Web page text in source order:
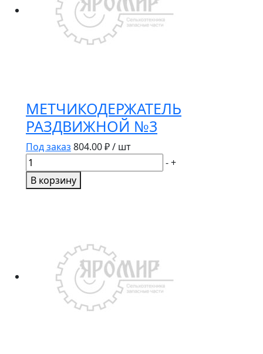
МЕТЧИКОДЕРЖАТЕЛЬ
РАЗДВИЖНОЙ №3
Под заказ 804.00₽ / шт
Количество
товара
МЕТЧИКОДЕРЖАТЕЛЬ
-+
В корзину